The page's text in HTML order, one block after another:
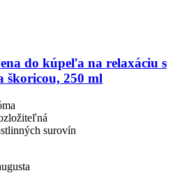
do kúpeľa na relaxáciu s
škoricou, 250 ml
surovín